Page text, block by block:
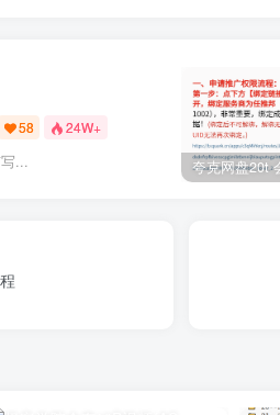
58 24W+
... 夸克网盘20t